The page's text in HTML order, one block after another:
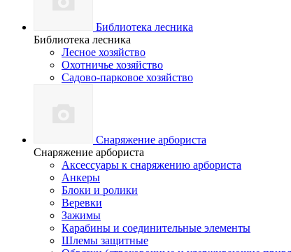
Библиотека лесника
Библиотека лесника
Лесное хозяйство
Охотничье хозяйство
Садово-парковое хозяйство
Снаряжение арбориста
Снаряжение арбориста
Аксессуары к снаряжению арбориста
Анкеры
Блоки и ролики
Веревки
Зажимы
Карабины и соединительные элементы
Шлемы защитные